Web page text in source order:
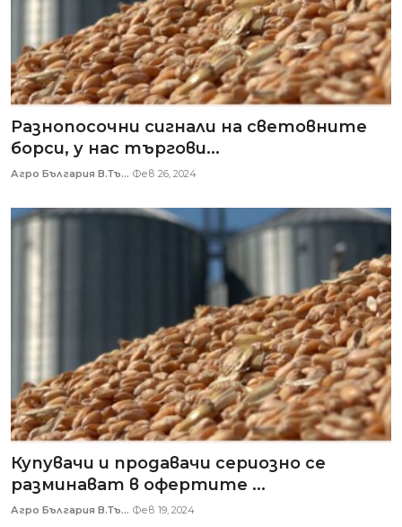
Разнопосочни сигнали на световните
борси, у нас търгови...
Агро България В.Тъ... Фев 26, 2024
Купувачи и продавачи сериозно се
разминават в офертите ...
Агро България В.Тъ... Фев 19, 2024